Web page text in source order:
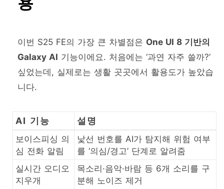
이번 S25 FE의 가장 큰 차별점은 One UI 8 기반의
Galaxy AI 기능이에요. 처음에는 ‘과연 자주 쓸까?’
싶었는데, 실제로는 생활 곳곳에서 활용도가 높았습
니다.
AI 기능 설명
보이스피싱 의
심 전화 알림
낯선 번호를 AI가 탐지해 위험 여부
를 ‘의심/경고’ 단계로 알려줌
실시간 오디오
지우개
목소리·음악·바람 등 6개 소리를 구
분해 노이즈 제거